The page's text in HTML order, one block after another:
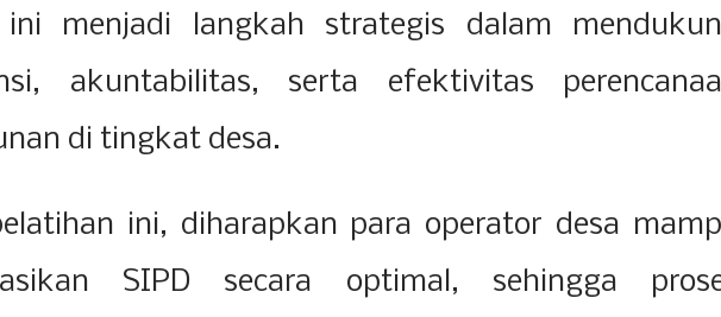
ini menjadi langkah strategis dalam
akuntabilitas, serta efektivitas
di tingkat desa.
ini, diharapkan para operator desa
SIPD secara optimal, sehingga